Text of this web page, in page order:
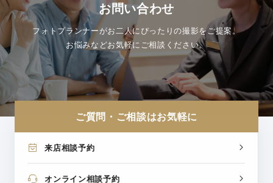
お問い合わせ
フォトプランナーがお二人にぴったりの撮影をご提案。
お悩みなどお気軽にご相談ください。
ご質問・ご相談はお気軽に
来店相談予約
オンライン相談予約